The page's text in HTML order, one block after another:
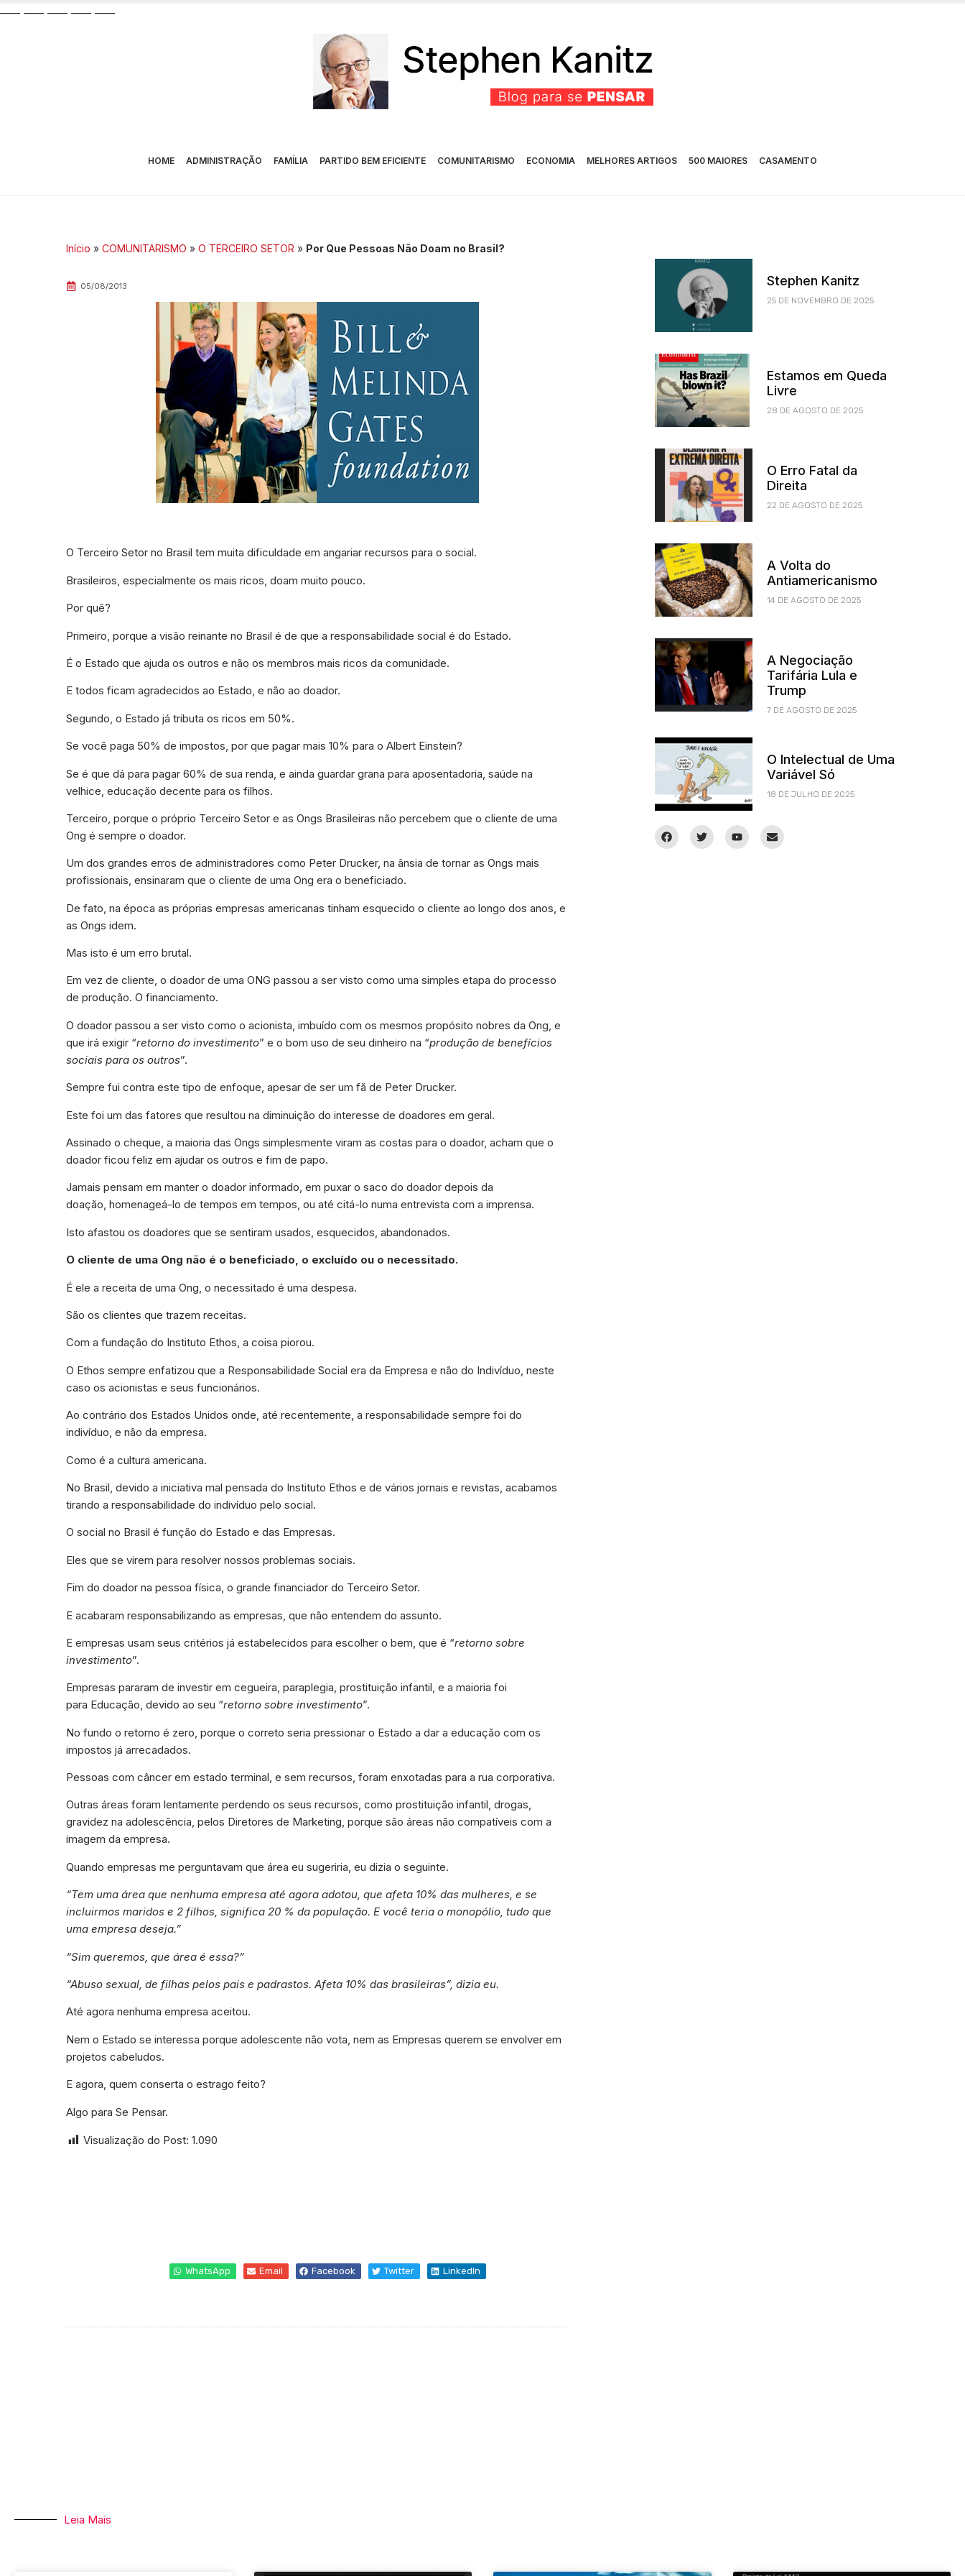
HOME ADMINISTRAÇÃO FAMÍLIA PARTIDO BEM EFICIENTE COMUNITARISMO ECONOMIA MELHORES ARTIGOS 500 MAIORES CASAMENTO
Início » COMUNITARISMO » O TERCEIRO SETOR » Por Que Pessoas Não Doam no Brasil?
05/08/2013
O Terceiro Setor no Brasil tem muita dificuldade em angariar recursos para o social.
Brasileiros, especialmente os mais ricos, doam muito pouco.
Por quê?
Primeiro, porque a visão reinante no Brasil é de que a responsabilidade social é do Estado.
É o Estado que ajuda os outros e não os membros mais ricos da comunidade.
E todos ficam agradecidos ao Estado, e não ao doador.
Segundo, o Estado já tributa os ricos em 50%.
Se você paga 50% de impostos, por que pagar mais 10% para o Albert Einstein?
Se é que dá para pagar 60% de sua renda, e ainda guardar grana para aposentadoria, saúde na
velhice, educação decente para os filhos.
Terceiro, porque o próprio Terceiro Setor e as Ongs Brasileiras não percebem que o cliente de uma
Ong é sempre o doador.
Um dos grandes erros de administradores como Peter Drucker, na ânsia de tornar as Ongs mais
profissionais, ensinaram que o cliente de uma Ong era o beneficiado.
De fato, na época as próprias empresas americanas tinham esquecido o cliente ao longo dos anos, e
as Ongs idem.
Mas isto é um erro brutal.
Em vez de cliente, o doador de uma ONG passou a ser visto como uma simples etapa do processo
de produção. O financiamento.
O doador passou a ser visto como o acionista, imbuído com os mesmos propósito nobres da Ong, e
que irá exigir “retorno do investimento” e o bom uso de seu dinheiro na “produção de benefícios
sociais para os outros”.
Sempre fui contra este tipo de enfoque, apesar de ser um fã de Peter Drucker.
Este foi um das fatores que resultou na diminuição do interesse de doadores em geral.
Assinado o cheque, a maioria das Ongs simplesmente viram as costas para o doador, acham que o
doador ficou feliz em ajudar os outros e fim de papo.
Jamais pensam em manter o doador informado, em puxar o saco do doador depois da
doação, homenageá-lo de tempos em tempos, ou até citá-lo numa entrevista com a imprensa.
Isto afastou os doadores que se sentiram usados, esquecidos, abandonados.
O cliente de uma Ong não é o beneficiado, o excluído ou o necessitado.
É ele a receita de uma Ong, o necessitado é uma despesa.
São os clientes que trazem receitas.
Com a fundação do Instituto Ethos, a coisa piorou.
O Ethos sempre enfatizou que a Responsabilidade Social era da Empresa e não do Indivíduo, neste
caso os acionistas e seus funcionários.
Ao contrário dos Estados Unidos onde, até recentemente, a responsabilidade sempre foi do
indivíduo, e não da empresa.
Como é a cultura americana.
No Brasil, devido a iniciativa mal pensada do Instituto Ethos e de vários jornais e revistas, acabamos
tirando a responsabilidade do indivíduo pelo social.
O social no Brasil é função do Estado e das Empresas.
Eles que se virem para resolver nossos problemas sociais.
Fim do doador na pessoa física, o grande financiador do Terceiro Setor.
E acabaram responsabilizando as empresas, que não entendem do assunto.
E empresas usam seus critérios já estabelecidos para escolher o bem, que é “retorno sobre
investimento”.
Empresas pararam de investir em cegueira, paraplegia, prostituição infantil, e a maioria foi
para Educação, devido ao seu “retorno sobre investimento”.
No fundo o retorno é zero, porque o correto seria pressionar o Estado a dar a educação com os
impostos já arrecadados.
Pessoas com câncer em estado terminal, e sem recursos, foram enxotadas para a rua corporativa.
Outras áreas foram lentamente perdendo os seus recursos, como prostituição infantil, drogas,
gravidez na adolescência, pelos Diretores de Marketing, porque são áreas não compatíveis com a
imagem da empresa.
Quando empresas me perguntavam que área eu sugeriria, eu dizia o seguinte.
“Tem uma área que nenhuma empresa até agora adotou, que afeta 10% das mulheres, e se
incluirmos maridos e 2 filhos, significa 20 % da população. E você teria o monopólio, tudo que
uma empresa deseja.”
“Sim queremos, que área é essa?”
“Abuso sexual, de filhas pelos pais e padrastos. Afeta 10% das brasileiras”, dizia eu.
Até agora nenhuma empresa aceitou.
Nem o Estado se interessa porque adolescente não vota, nem as Empresas querem se envolver em
projetos cabeludos.
E agora, quem conserta o estrago feito?
Algo para Se Pensar.
Visualização do Post: 1.090
WhatsApp Email Facebook Twitter LinkedIn
Stephen Kanitz
25 DE NOVEMBRO DE 2025
Estamos em Queda
Livre
28 DE AGOSTO DE 2025
O Erro Fatal da
Direita
22 DE AGOSTO DE 2025
A Volta do
Antiamericanismo
14 DE AGOSTO DE 2025
A Negociação
Tarifária Lula e
Trump
7 DE AGOSTO DE 2025
O Intelectual de Uma
Variável Só
18 DE JULHO DE 2025
Leia Mais